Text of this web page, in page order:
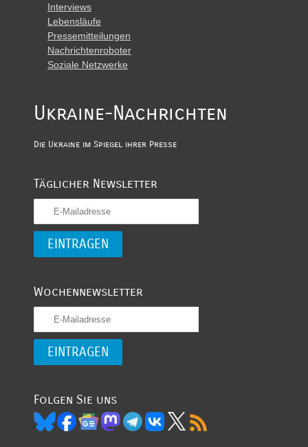
Interviews
Lebensläufe
Pressemitteilungen
Nachrichtenroboter
Soziale Netzwerke
Ukraine-Nachrichten
Die Ukraine im Spiegel ihrer Presse
Täglicher Newsletter
Wochennewsletter
Folgen Sie uns